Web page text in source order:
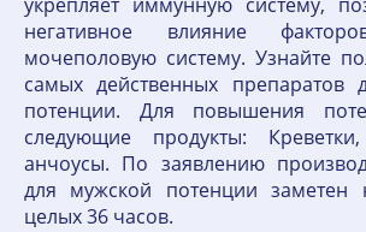
негативное влияние
мочеполовую систему. Узнайте
самых действенных препаратов
потенции. Для повышения
следующие продукты:
анчоусы. По заявлению
для мужской потенции заметен
целых 36 часов.